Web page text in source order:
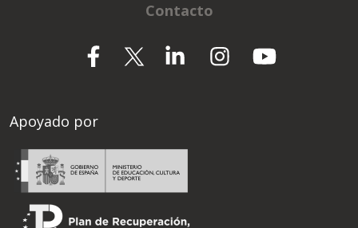
Contacto
Apoyado por